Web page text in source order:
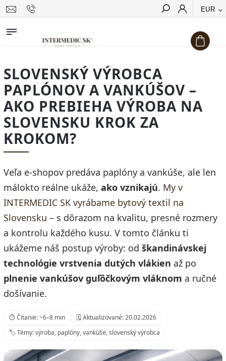
EUR
SLOVENSKÝ VÝROBCA
PAPLÓNOV A VANKÚŠOV –
AKO PREBIEHA VÝROBA NA
SLOVENSKU KROK ZA
KROKOM?
Veľa e-shopov predáva paplóny a vankúše, ale len
málokto reálne ukáže, ako vznikajú. My v
INTERMEDIC SK vyrábame bytový textil na
Slovensku – s dôrazom na kvalitu, presné rozmery
a kontrolu každého kusu. V tomto článku ti
ukážeme náš postup výroby: od škandinávskej
technológie vrstvenia dutých vlákien až po
plnenie vankúšov guľôčkovým vláknom a ručné
došívanie.
⏱️ Čítanie: ~6–8 min
🗓️ Aktualizované: 20.02.2026
🏷️ Témy: výroba, paplóny, vankúše, slovenský výrobca